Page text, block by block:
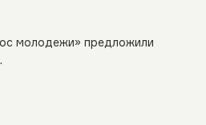
молодежи» предложили